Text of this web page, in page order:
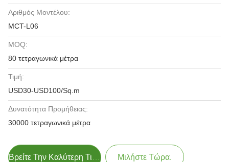
Αριθμός Μοντέλου:
MCT-L06
MOQ:
80 τετραγωνικά μέτρα
Τιμή:
USD30-USD100/Sq.m
Δυνατότητα Προμήθειας:
30000 τετραγωνικά μέτρα
Βρείτε Την Καλύτερη Τιμή Μιλήστε Τώρα.